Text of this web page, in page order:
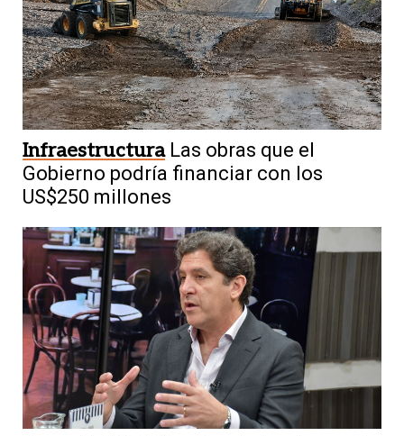
Infraestructura Las obras que el
Gobierno podría financiar con los
US$250 millones